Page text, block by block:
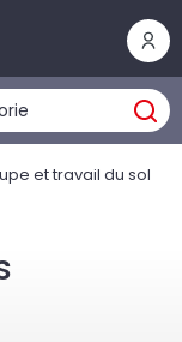
et travail du sol